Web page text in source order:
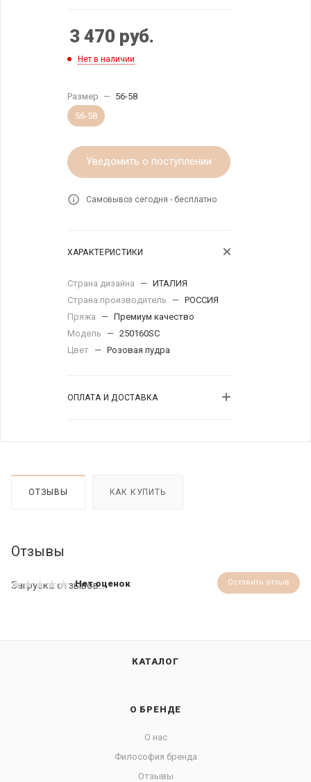
3 470 руб.
Нет в наличии
Размер — 56-58
56-58
Уведомить о поступлении
Самовывоз сегодня - бесплатно
ХАРАКТЕРИСТИКИ
Страна дизайна — ИТАЛИЯ
Страна производитель
— РОССИЯ
Пряжа
— Премиум качество
Модель
— 250160SC
Цвет — Розовая пудра
ОПЛАТА И ДОСТАВКА
ОТЗЫВЫ КАК КУПИТЬ
Отзывы
Нет оценок Оставить отзыв
Загрузка отзывов...
КАТАЛОГ
О БРЕНДЕ
О нас
Философия бренда
Отзывы